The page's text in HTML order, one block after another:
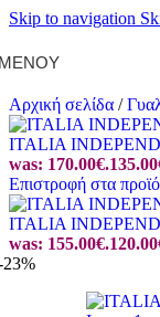
Skip to navigation
Αρχική σελίδα /
ITALIA
was: 170.00€.135.00
Επιστροφή στα
ITALIA
was: 155.00€.120.00
23%